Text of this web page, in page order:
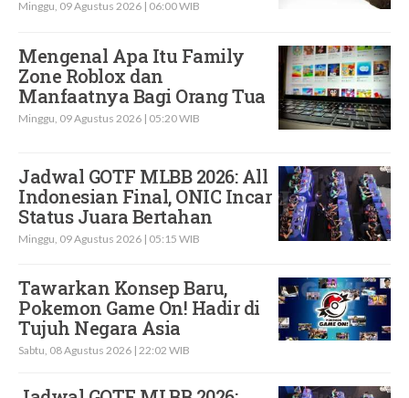
Minggu, 09 Agustus 2026 | 06:00 WIB
Mengenal Apa Itu Family
Zone Roblox dan
Manfaatnya Bagi Orang Tua
Minggu, 09 Agustus 2026 | 05:20 WIB
Jadwal GOTF MLBB 2026: All
Indonesian Final, ONIC Incar
Status Juara Bertahan
Minggu, 09 Agustus 2026 | 05:15 WIB
Tawarkan Konsep Baru,
Pokemon Game On! Hadir di
Tujuh Negara Asia
Sabtu, 08 Agustus 2026 | 22:02 WIB